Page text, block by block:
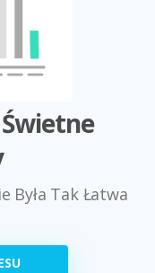
Była Tak Łatwa